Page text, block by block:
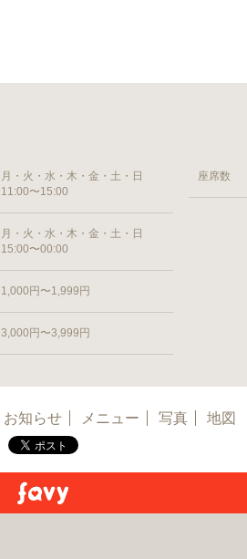
月・火・水・木・金・土・日
11:00〜15:00
月・火・水・木・金・土・日
15:00〜00:00
1,000円〜1,999円
3,000円〜3,999円
座席数
お知らせ メニュー 写真 地図